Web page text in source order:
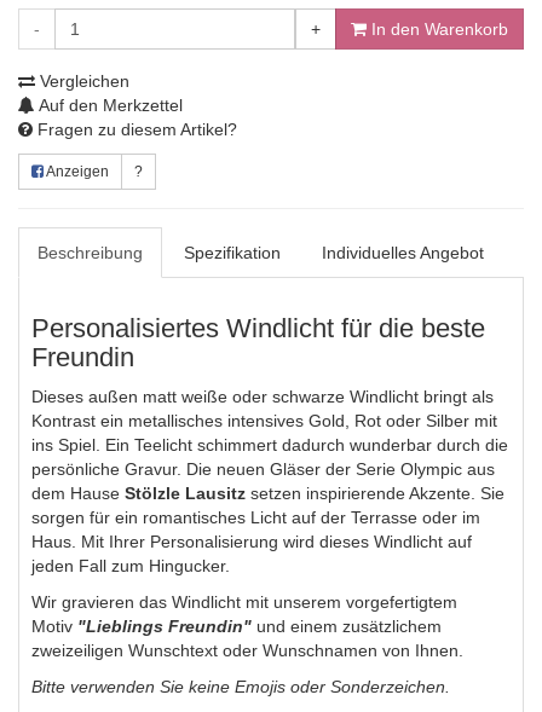
- + In den Warenkorb
Vergleichen
Auf den Merkzettel
Fragen zu diesem Artikel?
Anzeigen ?
Beschreibung Spezifikation Individuelles Angebot
Personalisiertes Windlicht für die beste
Freundin
Dieses außen matt weiße oder schwarze Windlicht bringt als
Kontrast ein metallisches intensives Gold, Rot oder Silber mit
ins Spiel. Ein Teelicht schimmert dadurch wunderbar durch die
persönliche Gravur. Die neuen Gläser der Serie Olympic aus
dem Hause Stölzle Lausitz setzen inspirierende Akzente. Sie
sorgen für ein romantisches Licht auf der Terrasse oder im
Haus. Mit Ihrer Personalisierung wird dieses Windlicht auf
jeden Fall zum Hingucker.
Wir gravieren das Windlicht mit unserem vorgefertigtem
Motiv "Lieblings Freundin" und einem zusätzlichem
zweizeiligen Wunschtext oder Wunschnamen von Ihnen.
Bitte verwenden Sie keine Emojis oder Sonderzeichen.